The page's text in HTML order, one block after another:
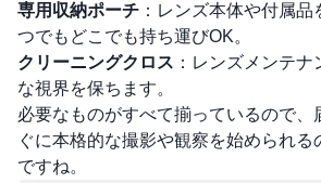
専用収納ポーチ ：レンズ本体や付属
つでもどこでも持ち運びOK。
クリーニングクロス ：レンズメンテ
な視界を保ちます。
必要なものがすべて揃っているので、
ぐに本格的な撮影や観察を始められる
ですね。